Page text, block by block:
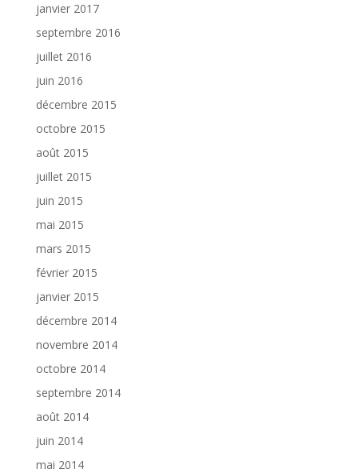
janvier 2017
septembre 2016
juillet 2016
juin 2016
décembre 2015
octobre 2015
août 2015
juillet 2015
juin 2015
mai 2015
mars 2015
février 2015
janvier 2015
décembre 2014
novembre 2014
octobre 2014
septembre 2014
août 2014
juin 2014
mai 2014